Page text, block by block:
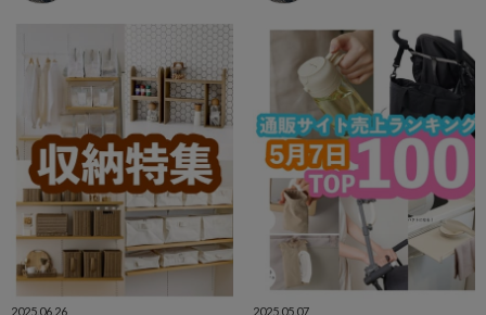
2025.06.26
2025.05.07